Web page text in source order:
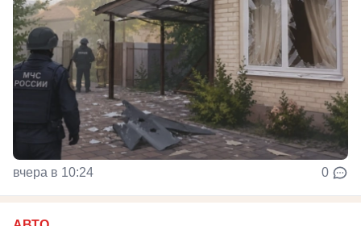
вчера в 10:24 0